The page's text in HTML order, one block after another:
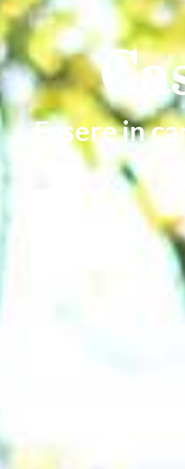
Essere in